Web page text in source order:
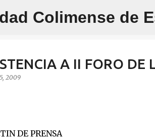
Colimense de
A II FORO DE
2009
DE PRENSA